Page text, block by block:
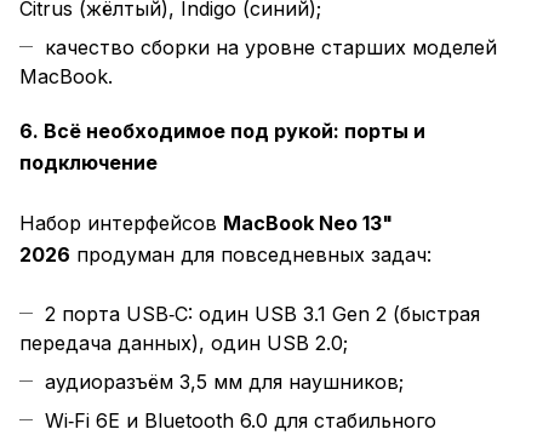
Citrus (жёлтый), Indigo (синий);
качество сборки на уровне старших моделей
MacBook.
6. Всё необходимое под рукой: порты и
подключение
Набор интерфейсов MacBook Neo 13"
2026 продуман для повседневных задач:
2 порта USB‑C: один USB 3.1 Gen 2 (быстрая
передача данных), один USB 2.0;
аудиоразъём 3,5 мм для наушников;
Wi‑Fi 6E и Bluetooth 6.0 для стабильного